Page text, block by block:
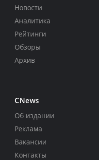
Новости
Аналитика
Рейтинги
Обзоры
Архив
CNews
Об издании
Реклама
Вакансии
Контакты